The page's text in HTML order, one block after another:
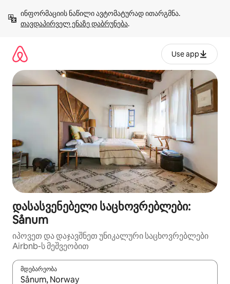
გადასვლა
თავდაპირველ ენაზე დაბრუნება.
Use app
დასასვენებელი საცხოვრებლები:
Sånum
იპოვეთ და დაჯავშნეთ უნიკალური საცხოვრებლები
Airbnb-ს მეშვეობით
მდებარეობა
როცა შედეგები ხელმისაწვდომი გახდება, ნავიგაციისთვის